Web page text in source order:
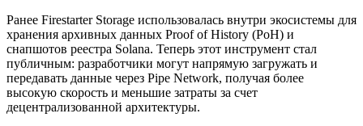
Ранее Firestarter Storage использовалась внутри экосистемы для
хранения архивных данных Proof of History (PoH) и
снапшотов реестра Solana. Теперь этот инструмент стал
публичным: разработчики могут напрямую загружать и
передавать данные через Pipe Network, получая более
высокую скорость и меньшие затраты за счет
децентрализованной архитектуры.